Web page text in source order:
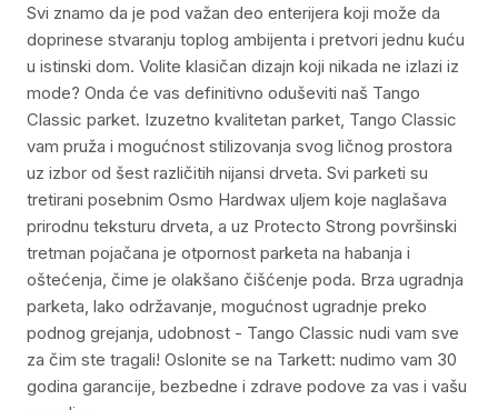
Svi znamo da je pod važan deo enterijera koji može da
doprinese stvaranju toplog ambijenta i pretvori jednu kuću
u istinski dom. Volite klasičan dizajn koji nikada ne izlazi iz
mode? Onda će vas definitivno oduševiti naš Tango
Classic parket. Izuzetno kvalitetan parket, Tango Classic
vam pruža i mogućnost stilizovanja svog ličnog prostora
uz izbor od šest različitih nijansi drveta. Svi parketi su
tretirani posebnim Osmo Hardwax uljem koje naglašava
prirodnu teksturu drveta, a uz Protecto Strong površinski
tretman pojačana je otpornost parketa na habanja i
oštećenja, čime je olakšano čišćenje poda. Brza ugradnja
parketa, lako održavanje, mogućnost ugradnje preko
podnog grejanja, udobnost - Tango Classic nudi vam sve
za čim ste tragali! Oslonite se na Tarkett: nudimo vam 30
godina garancije, bezbedne i zdrave podove za vas i vašu